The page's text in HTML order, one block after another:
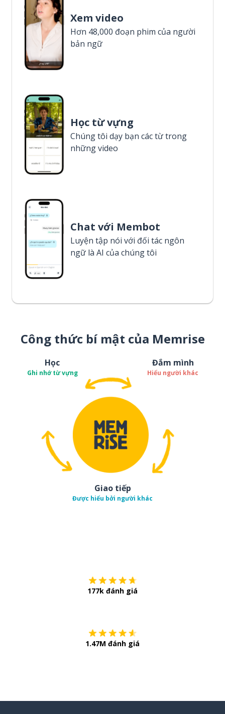
Xem video
Hơn 48,000 đoạn phim của người
bản ngữ
Học từ vựng
Chúng tôi dạy bạn các từ trong
những video
Chat với Membot
Luyện tập nói với đối tác ngôn
ngữ là AI của chúng tôi
Công thức bí mật của Memrise
Học
Ghi nhớ từ vựng
Đắm mình
Hiểu người khác
Giao tiếp
Được hiểu bởi người khác
177k đánh giá
1.47M đánh giá